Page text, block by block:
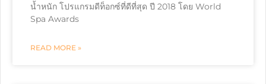
น้ำหนัก โปรแกรมดีท็อกซ์ที่ดีที่สุด ปี 2018 โดย World
Spa Awards
READ MORE »